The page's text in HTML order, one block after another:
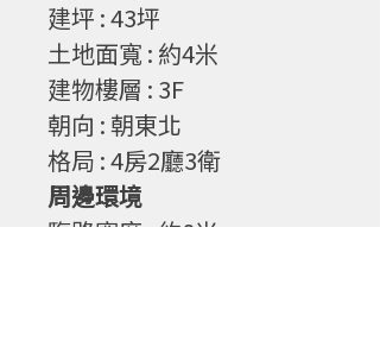
建坪 : 43坪
土地面寬 : 約4米
建物樓層 : 3F
朝向 : 朝東北
格局 : 4房2廳3衛
周邊環境
臨路寬度 : 約8米